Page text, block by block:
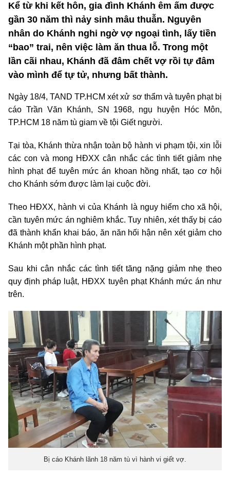
Kể từ khi kết hôn, gia đình Khánh êm ấm được
gần 30 năm thì nảy sinh mâu thuẫn. Nguyên
nhân do Khánh nghi ngờ vợ ngoại tình, lấy tiền
“bao” trai, nên việc làm ăn thua lỗ. Trong một
lần cãi nhau, Khánh đã đâm chết vợ rồi tự đâm
vào mình để tự tử, nhưng bất thành.
Ngày 18/4, TAND TP.HCM xét xử sơ thẩm và tuyên phạt bị
cáo Trần Văn Khánh, SN 1968, ngụ huyện Hóc Môn,
TP.HCM 18 năm tù giam về tội Giết người.
Tại tòa, Khánh thừa nhận toàn bộ hành vi phạm tội, xin lỗi
các con và mong HĐXX cân nhắc các tình tiết giảm nhẹ
hình phạt để tuyên mức án khoan hồng nhất, tạo cơ hội
cho Khánh sớm được làm lại cuộc đời.
Theo HĐXX, hành vi của Khánh là nguy hiểm cho xã hội,
cần tuyên mức án nghiêm khắc. Tuy nhiên, xét thấy bị cáo
đã thành khẩn khai báo, ăn năn hối hận nên xét giảm cho
Khánh một phần hình phạt.
Sau khi cân nhắc các tình tiết tăng nặng giảm nhẹ theo
quy định pháp luật, HĐXX tuyên phạt Khánh mức án như
trên.
Bị cáo Khánh lãnh 18 năm tù vì hành vi giết vợ.